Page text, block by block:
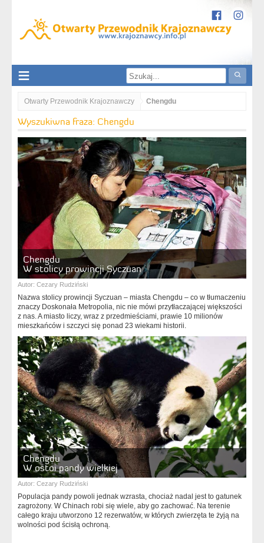
Otwarty Przewodnik Krajoznawczy Chengdu
Wyszukiwna fraza: Chengdu
Chengdu
W stolicy prowincji Syczuan
Autor: Cezary Rudziński
Nazwa stolicy prowincji Syczuan – miasta Chengdu – co w tłumaczeniu
znaczy Doskonała Metropolia, nic nie mówi przytłaczającej większości
z nas. A miasto liczy, wraz z przedmieściami, prawie 10 milionów
mieszkańców i szczyci się ponad 23 wiekami historii.
Chengdu
W ostoi pandy wielkiej
Autor: Cezary Rudziński
Populacja pandy powoli jednak wzrasta, chociaż nadal jest to gatunek
zagrożony. W Chinach robi się wiele, aby go zachować. Na terenie
całego kraju utworzono 12 rezerwatów, w których zwierzęta te żyją na
wolności pod ścisłą ochroną.